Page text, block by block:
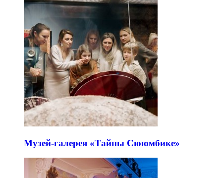
Музей-галерея «Тайны Сююмбике»